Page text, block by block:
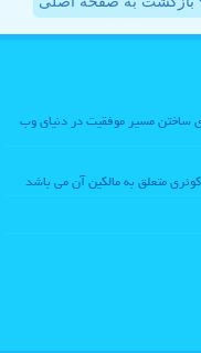
ساختن مسیر موفقیت در دنیای وب